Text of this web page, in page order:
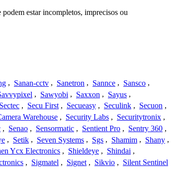
estar incompletos, imprecisos ou
, Sanan-cctv , Sanetron , Sannce , Sansco ,
, Sawyobi , Saxxon , Sayus ,
Sectec , Secu First , Secueasy , Seculink , Secuon ,
Warehouse , Security Labs , Securitytronix ,
, Senao , Sensormatic , Sentient Pro , Sentry 360 ,
, Setik , Seven Systems , Sgs , Shamim , Shany ,
Ycx Electronics , Shieldeye , Shindai ,
, Sigmatel , Signet , Sikvio , Silent Sentinel